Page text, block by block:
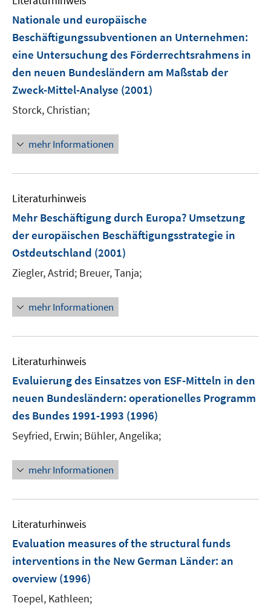
Nationale und europäische
Beschäftigungssubventionen an Unternehmen:
eine Untersuchung des Förderrechtsrahmens in
den neuen Bundesländern am Maßstab der
Zweck-Mittel-Analyse (2001)
Storck, Christian;
mehr Informationen
Literaturhinweis
Mehr Beschäftigung durch Europa? Umsetzung
der europäischen Beschäftigungsstrategie in
Ostdeutschland (2001)
Ziegler, Astrid; Breuer, Tanja;
mehr Informationen
Literaturhinweis
Evaluierung des Einsatzes von ESF-Mitteln in den
neuen Bundesländern: operationelles Programm
des Bundes 1991-1993 (1996)
Seyfried, Erwin; Bühler, Angelika;
mehr Informationen
Literaturhinweis
Evaluation measures of the structural funds
interventions in the New German Länder: an
overview (1996)
Toepel, Kathleen;